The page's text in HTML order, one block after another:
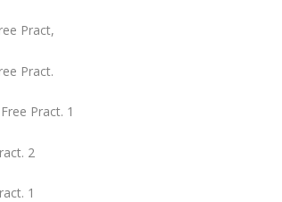
Pract,
Pract.
Pract. 1
2
1